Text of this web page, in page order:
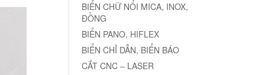
BIỂN CHỮ NỔI MICA, INOX,
ĐỒNG
BIỂN PANO, HIFLEX
BIỂN CHỈ DẪN, BIỂN BÁO
CẮT CNC – LASER